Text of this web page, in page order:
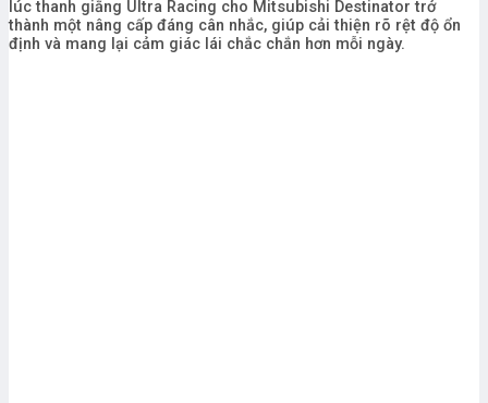
lúc thanh giằng Ultra Racing cho Mitsubishi Destinator trở
thành một nâng cấp đáng cân nhắc, giúp cải thiện rõ rệt độ ổn
định và mang lại cảm giác lái chắc chắn hơn mỗi ngày.